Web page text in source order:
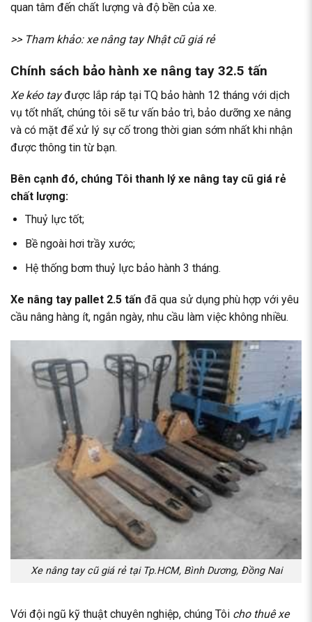
quan tâm đến chất lượng và độ bền của xe.
>> Tham khảo:xe nâng tay Nhật cũ giá rẻ
Chính sách bảo hành xe nâng tay 32.5 tấn
Xe kéo tayđược lắp ráp tại TQ bảo hành 12 tháng với dịch
vụ tốt nhất, chúng tôi sẽ tư vấn bảo trì, bảo dưỡng xe nâng
và có mặt để xử lý sự cố trong thời gian sớm nhất khi nhận
được thông tin từ bạn.
Bên cạnh đó, chúng Tôi thanh lý xe nâng tay cũ giá rẻ
chất lượng:
Thuỷ lực tốt;
Bề ngoài hơi trầy xước;
Hệ thống bơm thuỷ lực bảo hành 3 tháng.
Xe nâng tay pallet 2.5 tấn đã qua sử dụng phù hợp với yêu
cầu nâng hàng ít, ngắn ngày, nhu cầu làm việc không nhiều.
Xe nâng tay cũ giá rẻ tại Tp.HCM, Bình Dương, Đồng Nai
Với đội ngũ kỹ thuật chuyên nghiệp, chúng Tôi cho thuê xe